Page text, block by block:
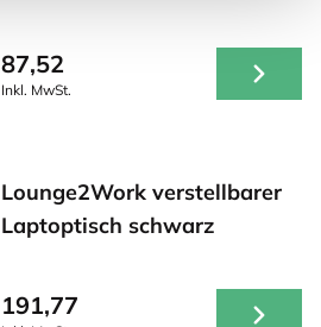
87,52
Inkl. MwSt.
Lounge2Work verstellbarer
Laptoptisch schwarz
191,77